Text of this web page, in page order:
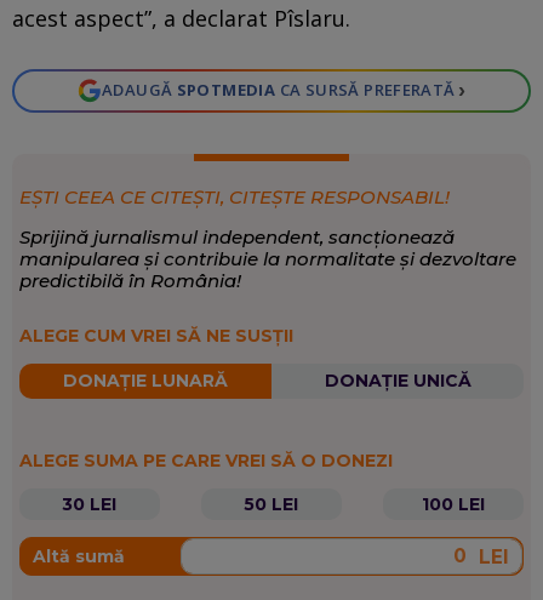
acest aspect”, a declarat Pîslaru.
ADAUGĂ SPOTMEDIA CA SURSĂ PREFERATĂ ›
EȘTI CEEA CE CITEȘTI, CITEȘTE RESPONSABIL!
Sprijină jurnalismul independent, sancționează
manipularea și contribuie la normalitate și dezvoltare
predictibilă în România!
ALEGE CUM VREI SĂ NE SUSȚII
DONAȚIE LUNARĂ DONAȚIE UNICĂ
ALEGE SUMA PE CARE VREI SĂ O DONEZI
30 LEI
50 LEI 100 LEI
Altă sumă LEI